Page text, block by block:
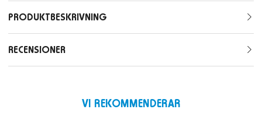
PRODUKTBESKRIVNING
RECENSIONER
VI REKOMMENDERAR